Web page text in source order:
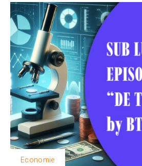
Economie